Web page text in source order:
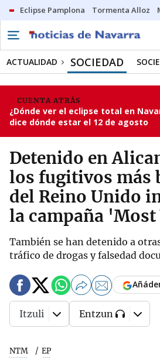
Eclipse Pamplona Tormenta Alloz
ACTUALIDAD SOCIEDAD
CUENTA ATRÁS
¿Dónde ver el eclipse total en
dice dónde estar el 12 de agosto
Detenido en
los fugitivos más
del Reino Unido
la campaña 'Most
También se han detenido a
tráfico de drogas y falsedad
NTM EP
Itzuli Entzun